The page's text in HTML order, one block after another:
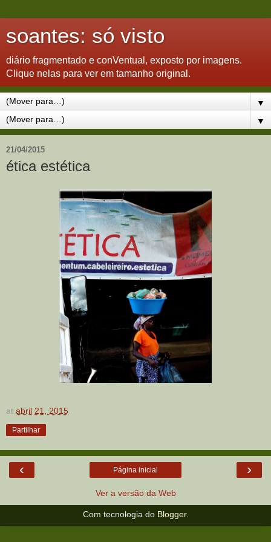
soantes: só visto
diário fragmentado e conVentual, exposto por imagens.
Clique nelas para ver em tamanho original.
▼
▼
21/04/2015
ética estética
at abril 21, 2015
Partilhar
‹ ›
Página inicial
Ver a versão da Web
Com tecnologia do Blogger.